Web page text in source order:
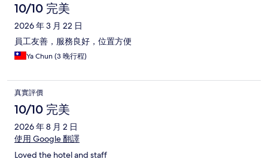
10/10 完美
2026 年 3 月 22 日
員工友善，服務良好，位置方便
Ya Chun (3 晚行程)
真實評價
10/10 完美
2026 年 8 月 2 日
使用 Google 翻譯
Loved the hotel and staff